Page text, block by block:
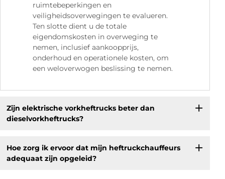
ruimtebeperkingen en
veiligheidsoverwegingen te evalueren.
Ten slotte dient u de totale
eigendomskosten in overweging te
nemen, inclusief aankoopprijs,
onderhoud en operationele kosten, om
een weloverwogen beslissing te nemen.
Zijn elektrische vorkheftrucks beter dan
dieselvorkheftrucks?
Hoe zorg ik ervoor dat mijn heftruckchauffeurs
adequaat zijn opgeleid?